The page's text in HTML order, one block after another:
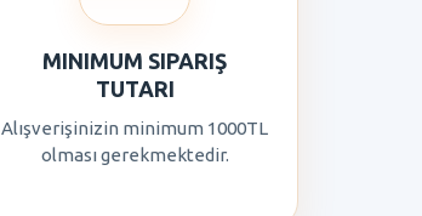
MINIMUM SIPARIŞ
TUTARI
Alışverişinizin minimum 1000TL
olması gerekmektedir.